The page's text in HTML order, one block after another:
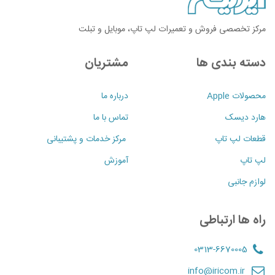
مرکز تخصصی فروش و تعمیرات لپ تاپ، موبایل و تبلت
دسته بندی ها
محصولات Apple
هارد دیسک
قطعات لپ تاپ
لپ تاپ
لوازم جانبی
مشتریان
درباره ما
تماس با ما
مرکز خدمات و پشتیبانی
آموزش
راه ها ارتباطی
0313-6670005
info@iricom.ir